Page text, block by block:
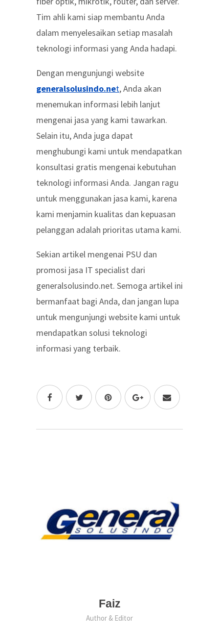
Tim ahli kami siap membantu Anda
dalam menyelesaikan setiap masalah
teknologi informasi yang Anda hadapi.
Dengan mengunjungi website
generalsolusindo.net, Anda akan
menemukan informasi lebih lanjut
mengenai jasa yang kami tawarkan.
Selain itu, Anda juga dapat
menghubungi kami untuk mendapatkan
konsultasi gratis mengenai kebutuhan
teknologi informasi Anda. Jangan ragu
untuk menggunakan jasa kami, karena
kami menjamin kualitas dan kepuasan
pelanggan adalah prioritas utama kami.
Sekian artikel mengenai PSU dan
promosi jasa IT specialist dari
generalsolusindo.net. Semoga artikel ini
bermanfaat bagi Anda, dan jangan lupa
untuk mengunjungi website kami untuk
mendapatkan solusi teknologi
informasi yang terbaik.
Faiz
Author & Editor